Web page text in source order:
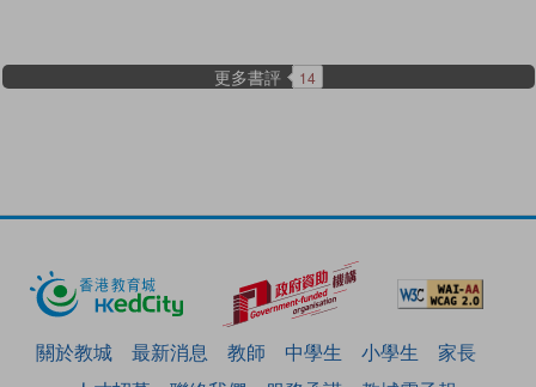
更多書評 14
關於教城 最新消息 教師 中學生 小學生
家長